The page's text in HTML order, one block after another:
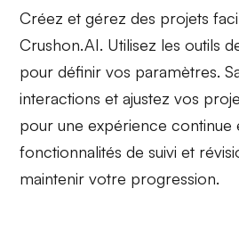
Créez et gérez des projets
Crushon.AI. Utilisez les outils
pour définir vos paramètres.
interactions et ajustez vos
pour une expériencecontinue
fonctionnalités de suivi et
maintenir votre progression.